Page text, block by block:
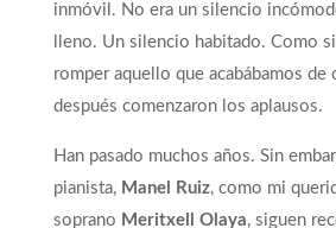
inmóvil. No era un silencio
lleno. Un silencio habitado. Como
romper aquello que acabábamos de
después comenzaron los aplausos.
Han pasado muchos años. Sin
pianista, Manel Ruiz, como mi
soprano Meritxell Olaya, siguen